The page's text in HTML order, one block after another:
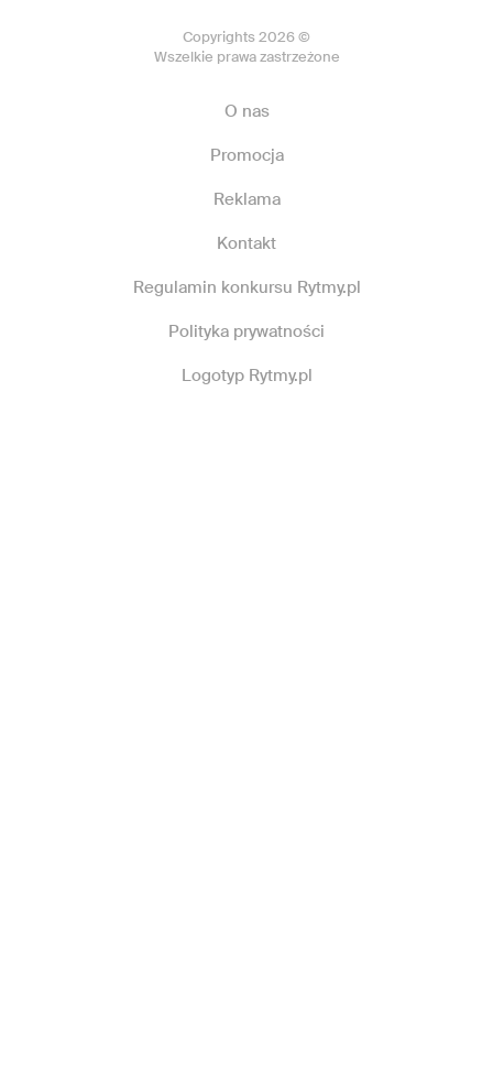
Copyrights 2026 ©
Wszelkie prawa zastrzeżone
O nas
Promocja
Reklama
Kontakt
Regulamin konkursu Rytmy.pl
Polityka prywatności
Logotyp Rytmy.pl